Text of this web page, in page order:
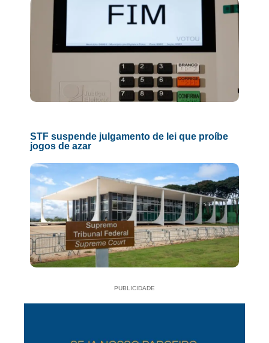
STF suspende julgamento de lei que proíbe
jogos de azar
PUBLICIDADE